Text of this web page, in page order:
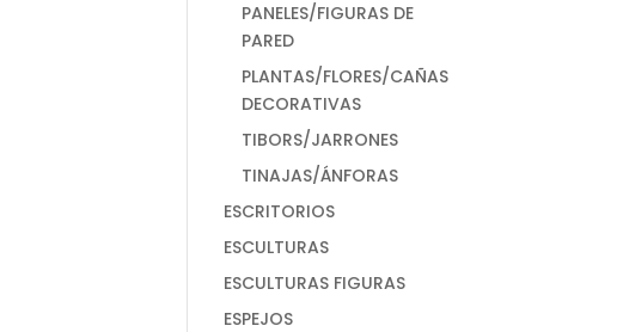
PANELES/FIGURAS DE
PARED
PLANTAS/FLORES/CAÑAS
DECORATIVAS
TIBORS/JARRONES
TINAJAS/ÁNFORAS
ESCRITORIOS
ESCULTURAS
ESCULTURAS FIGURAS
ESPEJOS